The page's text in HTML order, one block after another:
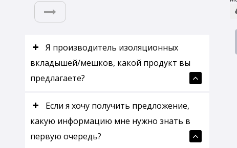
Я производитель изоляционных
вкладышей/мешков, какой продукт вы
предлагаете?
Если я хочу получить предложение,
какую информацию мне нужно знать в
первую очередь?